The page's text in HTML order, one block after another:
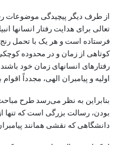
از طرف دیگر پیچیدگی موضوعات
تعالی برای هدایت رفتار انسانها
فرستاده است و هر یک با تحمل
کوتاهی از زمان و در محدوده
رفتارهای انسانهای زمان خود
اولیه و پیامبران الهی، مجدداً
بنابراین به نظر می‌رسد طرح
بودن، رسالت بزرگی است که تنها
دانشگاهی که نقشی همانند